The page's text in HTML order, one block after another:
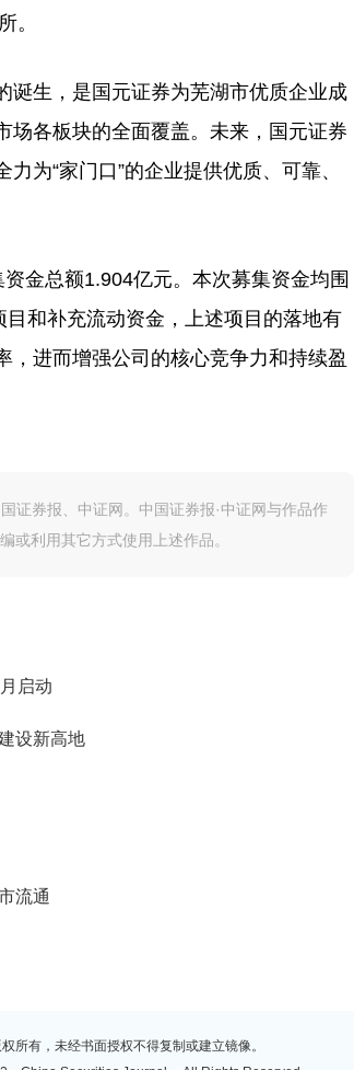
。
诞生，是国元证券为芜湖市优质企业成
场各板块的全面覆盖。未来，国元证券
为“家门口”的企业提供优质、可靠、
金总额1.904亿元。本次募集资金均围
和补充流动资金，上述项目的落地有
进而增强公司的核心竞争力和持续盈
证券报、中证网。中国证券报·中证网与作品作
或利用其它方式使用上述作品。
启动
设新高地
流通
所有，未经书面授权不得复制或建立镜像。